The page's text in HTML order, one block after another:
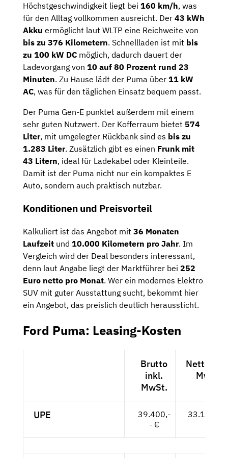
Höchstgeschwindigkeit liegt bei 160 km/h, was
für den Alltag vollkommen ausreicht. Der 43 kWh
Akku ermöglicht laut WLTP eine Reichweite von
bis zu 376 Kilometern. Schnellladen ist mit bis
zu 100 kW DC möglich, dadurch dauert der
Ladevorgang von 10 auf 80 Prozent rund 23
Minuten. Zu Hause lädt der Puma über 11 kW
AC, was für den täglichen Einsatz bequem passt.
Der Puma Gen-E punktet außerdem mit einem
sehr guten Nutzwert. Der Kofferraum bietet 574
Liter, mit umgelegter Rückbank sind es bis zu
1.283 Liter. Zusätzlich gibt es einen Frunk mit
43 Litern, ideal für Ladekabel oder Kleinteile.
Damit ist der Puma nicht nur ein kompaktes E
Auto, sondern auch praktisch nutzbar.
Konditionen und Preisvorteil
Kalkuliert ist das Angebot mit 36 Monaten
Laufzeit und 10.000 Kilometern pro Jahr. Im
Vergleich wird der Deal besonders interessant,
denn laut Angabe liegt der Marktführer bei 252
Euro netto pro Monat. Wer ein modernes Elektro
SUV mit guter Ausstattung sucht, bekommt hier
ein Angebot, das preislich deutlich heraussticht.
Ford Puma: Leasing-Kosten
Brutto
inkl.
MwSt.
Netto
MwSt.
UPE
39.400,-
- €
33.109,--